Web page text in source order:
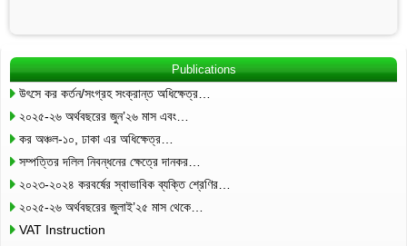
Publications
উৎসে কর কর্তন/সংগ্রহ সংক্রান্ত অধিক্ষেত্র…
২০২৫-২৬ অর্থবছরের জুন’২৬ মাস এবং…
কর অঞ্চল-১০, ঢাকা এর অধিক্ষেত্র…
সম্পত্তির দলিল নিবন্ধনের ক্ষেত্রে দানকর…
২০২৩-২০২৪ করবর্ষের স্বাভাবিক ব্যক্তি শ্রেণির…
২০২৫-২৬ অর্থবছরের জুলাই’২৫ মাস থেকে…
VAT Instruction